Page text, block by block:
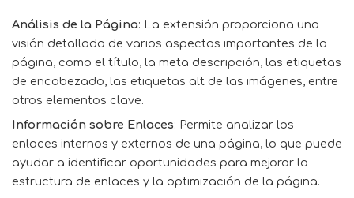
Análisis de la Página: La extensión proporciona una
visión detallada de varios aspectos importantes de la
página, como el título, la meta descripción, las etiquetas
de encabezado, las etiquetas alt de las imágenes, entre
otros elementos clave.
Información sobre Enlaces: Permite analizar los
enlaces internos y externos de una página, lo que puede
ayudar a identificar oportunidades para mejorar la
estructura de enlaces y la optimización de la página.